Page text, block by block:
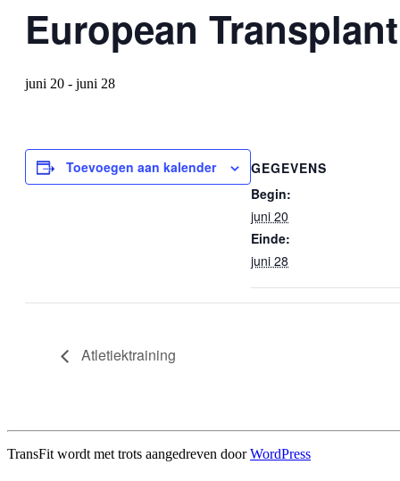
European
juni 20 - juni 28
Toevoegen aan kalender
GEGEVENS
Begin:
juni 20
Einde:
juni 28
Atletiektraining
TransFit wordt met trots aangedreven doorWordPress